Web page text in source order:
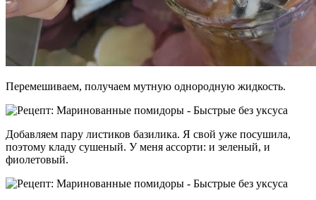
Перемешиваем, получаем мутную однородную жидкость.
Добавляем пару листиков базилика. Я свой уже посушила,
поэтому кладу сушеный. У меня ассорти: и зеленый, и
фиолетовый.